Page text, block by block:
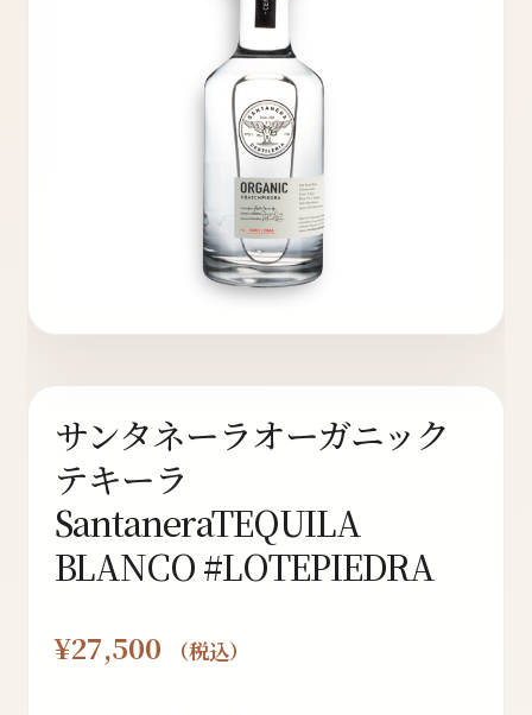
オンラインストアへ
サンタネーラオーガニック
テキーラ
SantaneraTEQUILA
BLANCO #LOTEPIEDRA
¥27,500 （税込）